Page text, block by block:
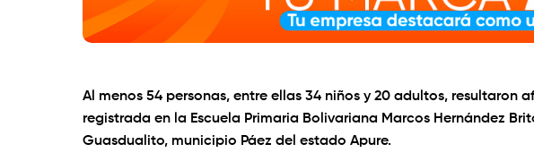
Al menos 54 personas, entre ellas 34 niños y 20 adultos, resultaron
registrada en la Escuela Primaria Bolivariana Marcos Hernández
Guasdualito, municipio Páez del estado Apure.